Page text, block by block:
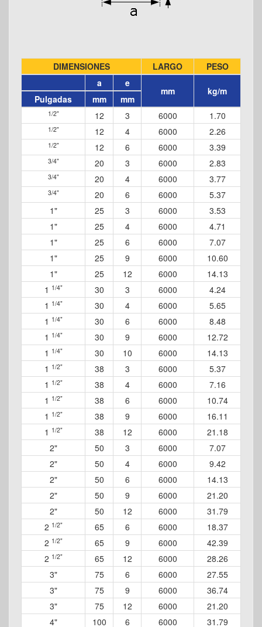
DIMENSIONES LARGO
PESO
a
e
mm kg/m
Pulgadas mm mm
1/2" 12 3 6000 1.70
1/2" 12 4 6000 2.26
1/2" 12 6 6000 3.39
3/4" 20 3 6000 2.83
3/4" 20 4 6000 3.77
3/4" 20 6 6000
5.37
1"
25 3 6000
3.53
1"
25 4 6000
4.71
1"
25 6 6000
7.07
1"
25 9 6000
10.60
1"
25 12 6000
14.13
1 1/4" 30 3 6000
4.24
1 1/4" 30 4 6000
5.65
1 1/4" 30 6 6000
8.48
1 1/4" 30 9 6000
12.72
1 1/4" 30 10 6000
14.13
1 1/2" 38 3 6000
5.37
1 1/2" 38 4 6000
7.16
1 1/2" 38 6 6000
10.74
1 1/2" 38 9 6000
16.11
1 1/2" 38 12 6000
21.18
2"
50 3 6000
7.07
2"
50 4 6000
9.42
2"
50 6 6000
14.13
2"
50 9 6000
21.20
2"
50 12 6000
31.79
2 1/2" 65 6 6000
18.37
2 1/2" 65 9 6000
42.39
2 1/2" 65 12 6000
28.26
3"
75 6 6000
27.55
3"
75 9 6000
36.74
3"
75 12 6000
21.20
4"
100 6 6000 31.79